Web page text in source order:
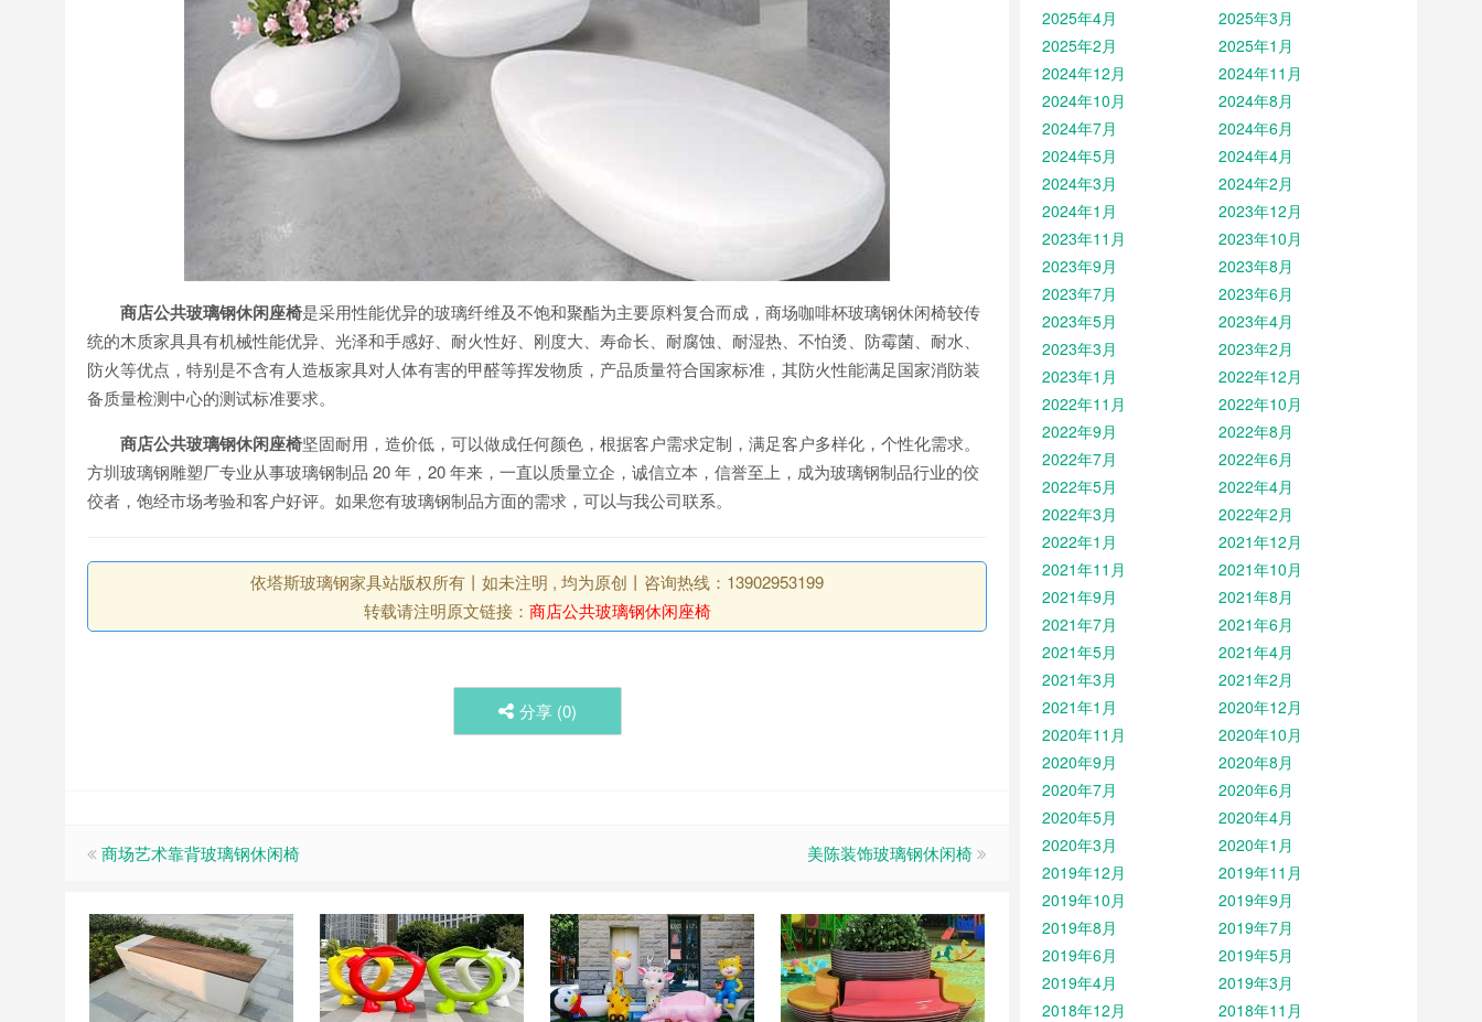
商店公共玻璃钢休闲座椅是采用性能优异的玻璃纤维及不饱和聚酯为主要原料复合而成，商场咖啡杯玻璃钢休闲椅较传
统的木质家具具有机械性能优异、光泽和手感好、耐火性好、刚度大、寿命长、耐腐蚀、耐湿热、不怕烫、防霉菌、耐水、
防火等优点，特别是不含有人造板家具对人体有害的甲醛等挥发物质，产品质量符合国家标准，其防火性能满足国家消防装
备质量检测中心的测试标准要求。
商店公共玻璃钢休闲座椅坚固耐用，造价低，可以做成任何颜色，根据客户需求定制，满足客户多样化，个性化需求。
方圳玻璃钢雕塑厂专业从事玻璃钢制品 20 年，20 年来，一直以质量立企，诚信立本，信誉至上，成为玻璃钢制品行业的佼
佼者，饱经市场考验和客户好评。如果您有玻璃钢制品方面的需求，可以与我公司联系。
依塔斯玻璃钢家具站版权所有丨如未注明 , 均为原创丨咨询热线：13902953199
转载请注明原文链接： 商店公共玻璃钢休闲座椅
分享 (0)
商场艺术靠背玻璃钢休闲椅 美陈装饰玻璃钢休闲椅
2025年4月
2025年3月
2025年2月
2025年1月
2024年12月
2024年11月
2024年10月
2024年8月
2024年7月
2024年6月
2024年5月
2024年4月
2024年3月
2024年2月
2024年1月
2023年12月
2023年11月
2023年10月
2023年9月
2023年8月
2023年7月
2023年6月
2023年5月
2023年4月
2023年3月
2023年2月
2023年1月
2022年12月
2022年11月
2022年10月
2022年9月
2022年8月
2022年7月
2022年6月
2022年5月
2022年4月
2022年3月
2022年2月
2022年1月
2021年12月
2021年11月
2021年10月
2021年9月
2021年8月
2021年7月
2021年6月
2021年5月
2021年4月
2021年3月
2021年2月
2021年1月
2020年12月
2020年11月
2020年10月
2020年9月
2020年8月
2020年7月
2020年6月
2020年5月
2020年4月
2020年3月
2020年1月
2019年12月
2019年11月
2019年10月
2019年9月
2019年8月
2019年7月
2019年6月
2019年5月
2019年4月
2019年3月
2018年12月
2018年11月